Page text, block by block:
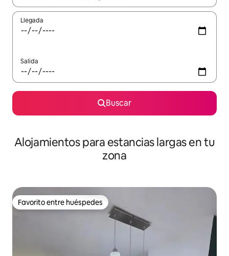
Llegada
Salida
Buscar
Alojamientos para estancias largas en tu
zona
Favorito entre huéspedes
Favorito entre huéspedes